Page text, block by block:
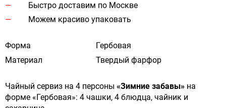
Быстро доставим по Москве
Можем красиво упаковать
Форма
Гербовая
Материал
Твердый фарфор
Чайный сервиз на 4 персоны «Зимние забавы» на
форме «Гербовая»: 4 чашки, 4 блюдца, чайник и